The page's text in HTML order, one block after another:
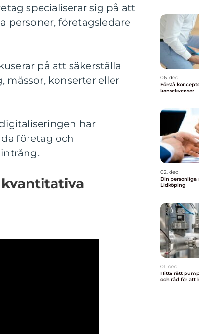
specialiserar sig på att
personer, företagsledare
på att säkerställa
mässor, konserter eller
har
företag och
06. dec
Förstå
konsekvenser
02. dec
Din personliga
Lidköping
01. dec
Hitta rätt
och råd för att